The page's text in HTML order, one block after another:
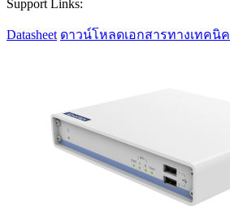
Support Links:
Datasheet ดาวน์โหลดเอกสารทางเทคนิค